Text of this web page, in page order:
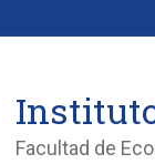
Facultad de